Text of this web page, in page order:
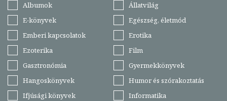
Albumok
Állatvilág
E-könyvek
Egészség, életmód
Emberi kapcsolatok
Erotika
Ezoterika
Film
Gasztronómia
Gyermekkönyvek
Hangoskönyvek
Humor és szórakoztatás
Ifjúsági könyvek
Informatika